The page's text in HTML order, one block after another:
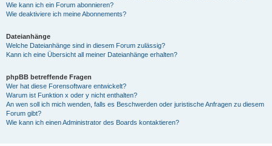
Wie kann ich ein Forum abonnieren?
Wie deaktiviere ich meine Abonnements?
Dateianhänge
Welche Dateianhänge sind in diesem Forum zulässig?
Kann ich eine Übersicht all meiner Dateianhänge erhalten?
phpBB betreffende Fragen
Wer hat diese Forensoftware entwickelt?
Warum ist Funktion x oder y nicht enthalten?
An wen soll ich mich wenden, falls es Beschwerden oder juristische Anfragen zu diesem
Forum gibt?
Wie kann ich einen Administrator des Boards kontaktieren?